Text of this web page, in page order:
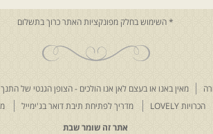
מאין באנו או בעצם לאן אנו הולכים - הצופן הגנטי של התנך
הכרויות LOVELY מדריך לפתיחת תיבת דואר בג'ימייל
אתר זה שומר שבת